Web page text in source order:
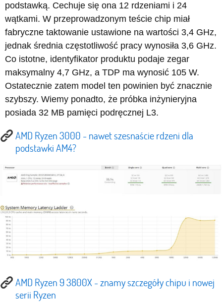
podstawką. Cechuje się ona 12 rdzeniami i 24
wątkami. W przeprowadzonym teście chip miał
fabryczne taktowanie ustawione na wartości 3,4 GHz,
jednak średnia częstotliwość pracy wynosiła 3,6 GHz.
Co istotne, identyfikator produktu podaje zegar
maksymalny 4,7 GHz, a TDP ma wynosić 105 W.
Ostatecznie zatem model ten powinien być znacznie
szybszy. Wiemy ponadto, że próbka inżynieryjna
posiada 32 MB pamięci podręcznej L3.
AMD Ryzen 3000 - nawet szesnaście rdzeni dla
podstawki AM4?
AMD Ryzen 9 3800X - znamy szczegóły chipu i nowej
serii Ryzen